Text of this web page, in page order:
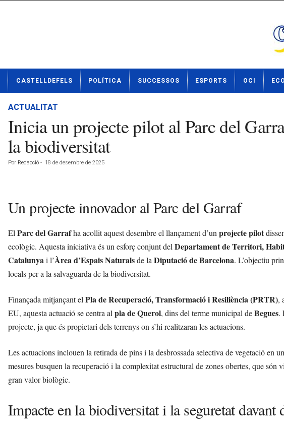
t
CASTELLDEFELS POLÍTICA SUCCESSOS ESPORTS OCI
ACTUALITAT
Inicia un projecte pilot al Parc del
la biodiversitat
Por Redacció - 18 de desembre de 2025
Un projecte innovador al Parc del Garraf
El Parc del Garrafha acollit aquest desembre el llançament d’un projecte pilot
ecològic. Aquesta iniciativa és un esforç conjunt del Departament de Territori,
Catalunyai l’Àrea d’Espais Naturalsde la Diputació de Barcelona. L’objectiu
locals per a la salvaguarda de la biodiversitat.
Finançada mitjançant el Pla de Recuperació, Transformació i Resiliència (PRTR),
EU, aquesta actuació se centra al pla de Querol, dins del terme municipal deBegues.
projecte, ja que és propietari dels terrenys on s’hi realitzaran les actuacions.
Les actuacions inclouen la retirada de pins i la desbrossada selectiva de vegetació en
mesures busquen la recuperació i la complexitat estructural de zones obertes, que són
gran valor biològic.
Impacte en la biodiversitat i la seguretat davant